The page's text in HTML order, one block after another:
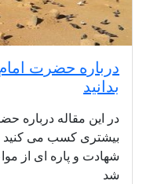
درباره حضرت
بدانید
در این مقاله درباره
بیشتری کسب می
شهادت و پاره ای از
شد